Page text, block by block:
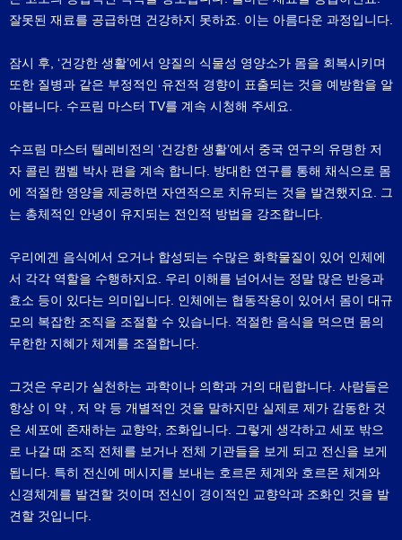
잘못된 재료를 공급하면 건강하지 못하죠. 이는 아름다운 과정입니다.
잠시 후, ‘건강한 생활’에서 양질의 식물성 영양소가 몸을 회복시키며
또한 질병과 같은 부정적인 유전적 경향이 표출되는 것을 예방함을 알
아봅니다. 수프림 마스터 TV를 계속 시청해 주세요.
수프림 마스터 텔레비전의 ‘건강한 생활’에서 중국 연구의 유명한 저
자 콜린 캠벨 박사 편을 계속 합니다. 방대한 연구를 통해 채식으로 몸
에 적절한 영양을 제공하면 자연적으로 치유되는 것을 발견했지요. 그
는 총체적인 안녕이 유지되는 전인적 방법을 강조합니다.
우리에겐 음식에서 오거나 합성되는 수많은 화학물질이 있어 인체에
서 각각 역할을 수행하지요. 우리 이해를 넘어서는 정말 많은 반응과
효소 등이 있다는 의미입니다. 인체에는 협동작용이 있어서 몸이 대규
모의 복잡한 조직을 조절할 수 있습니다. 적절한 음식을 먹으면 몸의
무한한 지혜가 체계를 조절합니다.
그것은 우리가 실천하는 과학이나 의학과 거의 대립합니다. 사람들은
항상 이 약 , 저 약 등 개별적인 것을 말하지만 실제로 제가 감동한 것
은 세포에 존재하는 교향악, 조화입니다. 그렇게 생각하고 세포 밖으
로 나갈 때 조직 전체를 보거나 전체 기관들을 보게 되고 전신을 보게
됩니다. 특히 전신에 메시지를 보내는 호르몬 체계와 호르몬 체계와
신경체계를 발견할 것이며 전신이 경이적인 교향악과 조화인 것을 발
견할 것입니다.